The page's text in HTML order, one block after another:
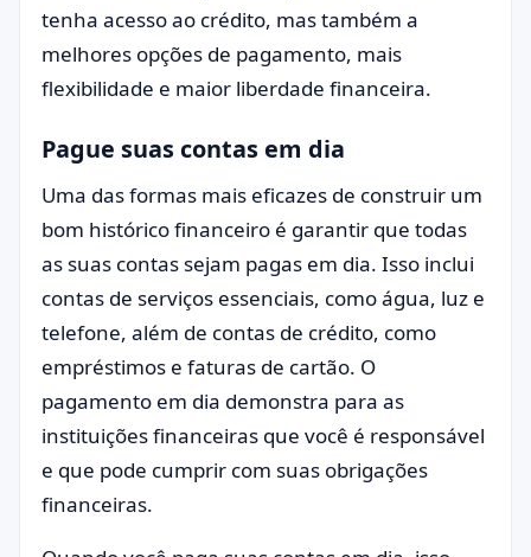
tenha acesso ao crédito, mas também a
melhores opções de pagamento, mais
flexibilidade e maior liberdade financeira.
Pague suas contas em dia
Uma das formas mais eficazes de construir um
bom histórico financeiro é garantir que todas
as suas contas sejam pagas em dia. Isso inclui
contas de serviços essenciais, como água, luz e
telefone, além de contas de crédito, como
empréstimos e faturas de cartão. O
pagamento em dia demonstra para as
instituições financeiras que você é responsável
e que pode cumprir com suas obrigações
financeiras.